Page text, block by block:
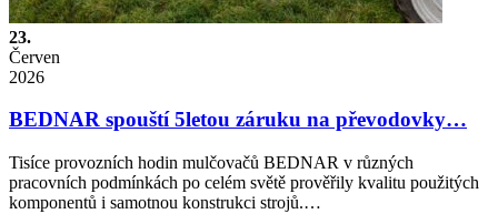
23.
Červen
2026
BEDNAR spouští 5letou záruku na převodovky…
Tisíce provozních hodin mulčovačů BEDNAR v různých
pracovních podmínkách po celém světě prověřily kvalitu použitých
komponentů i samotnou konstrukci strojů.…